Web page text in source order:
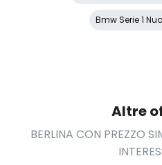
Bmw Serie 1
Altre
BERLINA CON PREZZO